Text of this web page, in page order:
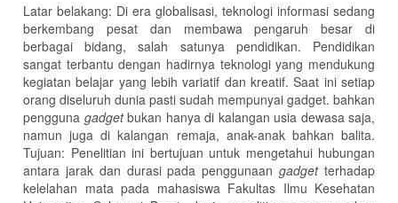
Latar belakang: Di era globalisasi, teknologi informasi sedang
berkembang pesat dan membawa pengaruh besar di
berbagai bidang, salah satunya pendidikan. Pendidikan
sangat terbantu dengan hadirnya teknologi yang mendukung
kegiatan belajar yang lebih variatif dan kreatif. Saat ini setiap
orang diseluruh dunia pasti sudah mempunyai gadget. bahkan
pengguna gadgetbukan hanya di kalangan usia dewasa saja,
namun juga di kalangan remaja, anak-anak bahkan balita.
Tujuan: Penelitian ini bertujuan untuk mengetahui hubungan
antara jarak dan durasi pada penggunaangadgetterhadap
kelelahan mata pada mahasiswa Fakultas Ilmu Kesehatan